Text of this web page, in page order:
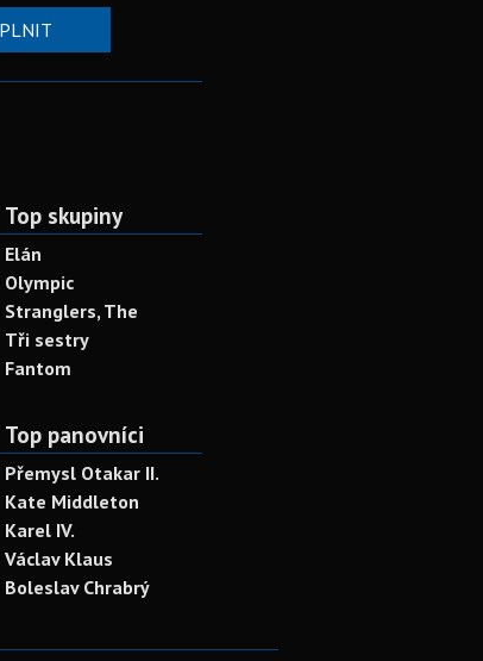
Top skupiny
Elán
Olympic
Stranglers, The
Tři sestry
Fantom
Top panovníci
Přemysl Otakar II.
Kate Middleton
Karel IV.
Václav Klaus
Boleslav Chrabrý